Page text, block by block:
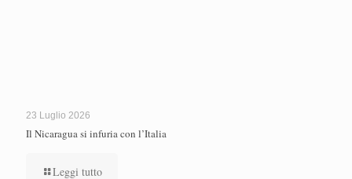
23 Luglio 2026
Il Nicaragua si infuria con l’Italia
Leggi tutto